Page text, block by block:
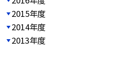
2015年度
2014年度
2013年度